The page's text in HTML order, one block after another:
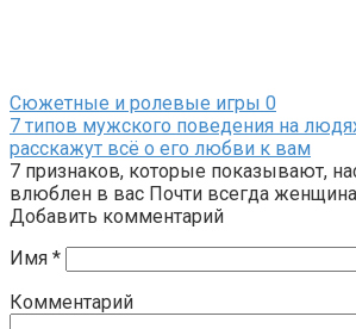
Сюжетные и ролевые игры 0
7 типов мужского поведения на
расскажут всё о его любви к вам
7 признаков, которые показывают,
влюблен в вас Почти всегда
Добавить комментарий
Имя *
Комментарий